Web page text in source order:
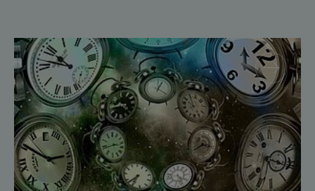
Geborgte Zeit: Forscher spulen Quantensysteme vor